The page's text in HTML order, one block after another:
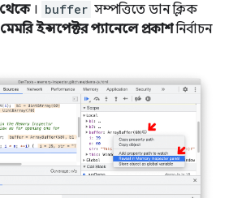
থেকে। buffer সম্পত্তিতে ডান ক্লিক
মেমরি ইন্সপেক্টর প্যানেলে প্রকাশনির্বাচন